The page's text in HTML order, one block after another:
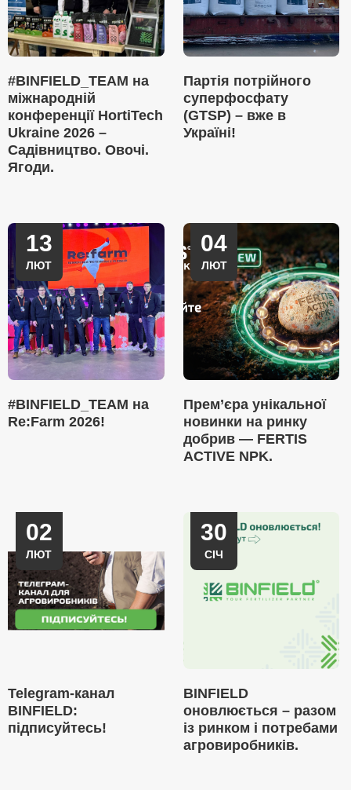
#BINFIELD_TEAM на
міжнародній
конференції HortiTech
Ukraine 2026 –
Садівництво. Овочі.
Ягоди.
Партія потрійного
суперфосфату
(GTSP) – вже в
Україні!
13
ЛЮТ
#BINFIELD_TEAM на
Re:Farm 2026!
04
ЛЮТ
Прем’єра унікальної
новинки на ринку
добрив — FERTIS
ACTIVE NPK.
02
ЛЮТ
Telegram-канал
BINFIELD:
підписуйтесь!
30
СІЧ
BINFIELD
оновлюється – разом
із ринком і потребами
агровиробників.